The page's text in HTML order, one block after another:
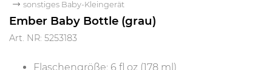
sonstiges Baby-Kleingerät
Ember Baby Bottle (grau)
Art. NR: 5253183
Flaschengröße: 6 fl oz (178 ml)